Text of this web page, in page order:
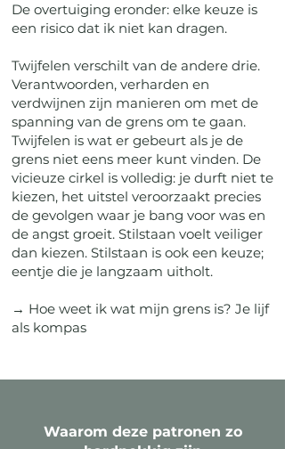
De overtuiging eronder: elke keuze is
een risico dat ik niet kan dragen.
Twijfelen verschilt van de andere drie.
Verantwoorden, verharden en
verdwijnen zijn manieren om met de
spanning van de grens om te gaan.
Twijfelen is wat er gebeurt als je de
grens niet eens meer kunt vinden. De
vicieuze cirkel is volledig: je durft niet te
kiezen, het uitstel veroorzaakt precies
de gevolgen waar je bang voor was en
de angst groeit. Stilstaan voelt veiliger
dan kiezen. Stilstaan is ook een keuze;
eentje die je langzaam uitholt.
→ Hoe weet ik wat mijn grens is? Je lijf
als kompas
Waarom deze patronen zo